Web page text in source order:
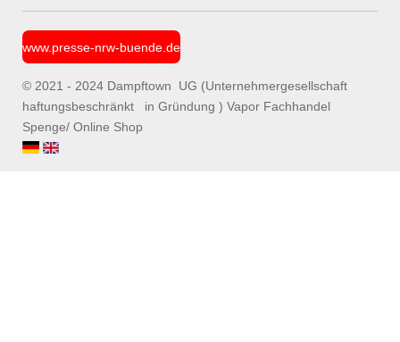
www.presse-nrw-buende.de
© 2021 - 2024 Dampftown UG (Unternehmergesellschaft
haftungsbeschränkt in Gründung ) Vapor Fachhandel
Spenge/ Online Shop